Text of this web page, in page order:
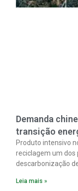
Demanda
transição
Produto intensivo
reciclagem um dos
descarbonização
material. A
Leia mais »